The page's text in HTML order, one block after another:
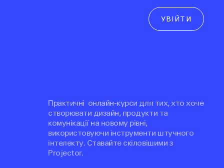
УВІЙТИ
Практичні онлайн-курси для тих, хто хоче
створювати дизайн, продукти та
комунікації на новому рівні,
використовуючи інструменти штучного
інтелекту. Ставайте скіловішими з
Projector.